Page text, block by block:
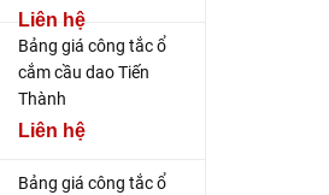
Liên hệ
Bảng giá công tắc ổ
cắm cầu dao Tiến
Thành
Liên hệ
Bảng giá công tắc ổ